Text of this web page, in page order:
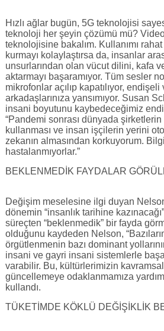
Hızlı ağlar bugün, 5G teknolojisi
teknoloji her şeyin çözümü mü?
teknolojisine bakalım. Kullanımı
kurmayı kolaylaştırsa da, insanlar
unsurlarından olan vücut dilini, kafa
aktarmayı başaramıyor. Tüm sesler
mikrofonlar açılıp kapatılıyor,
arkadaşlarınıza yansımıyor. Susan
insani boyutunu kaybedeceğimiz
“Pandemi sonrası dünyada
kullanması ve insan işçilerin yerini
zekanın almasından korkuyorum.
hastalanmıyorlar.”
BEKLENMEDİK FAYDALAR
Değişim meselesine ilgi duyan
dönemin “insanlık tarihine
süreçten “beklenmedik” bir fayda
olduğunu kaydeden Nelson,
örgütlenmenin bazı dominant
insani ve gayri insani sistemlerle başa
varabilir. Bu, kültürlerimizin
güncellemeye odaklanmamıza
kullandı.
TÜKETİMDE KÖKLÜ DEĞİŞİKLİK